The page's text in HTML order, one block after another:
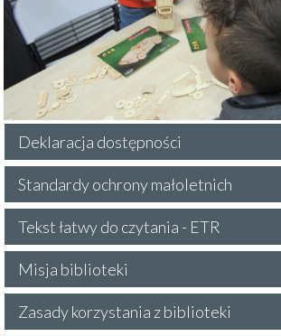
Deklaracja dostępności
Standardy ochrony małoletnich
Tekst łatwy do czytania - ETR
Misja biblioteki
Zasady korzystania z biblioteki